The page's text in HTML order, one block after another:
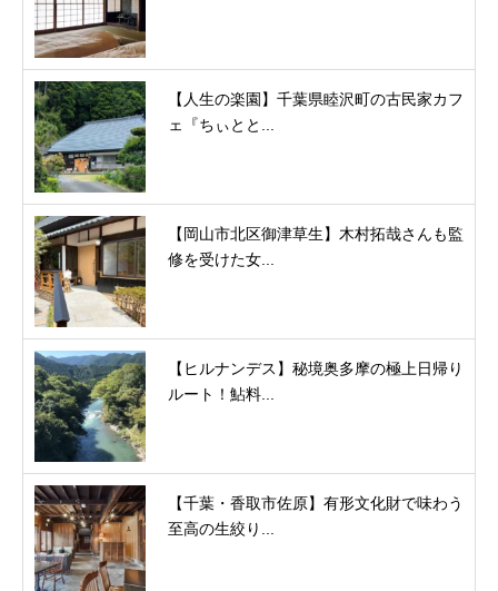
【人生の楽園】千葉県睦沢町の古民家カフ
ェ『ちぃとと...
【岡山市北区御津草生】木村拓哉さんも監
修を受けた女...
【ヒルナンデス】秘境奥多摩の極上日帰り
ルート！鮎料...
【千葉・香取市佐原】有形文化財で味わう
至高の生絞り...